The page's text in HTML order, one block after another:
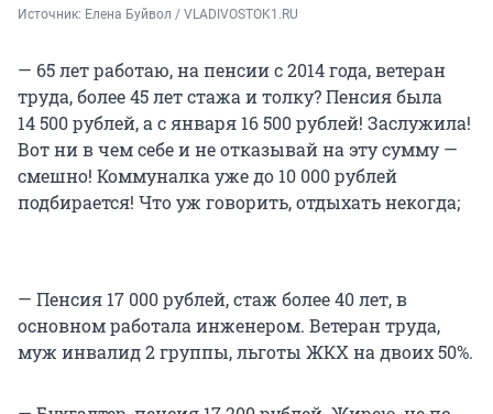
Источник: Елена Буйвол / VLADIVOSTOK1.RU
— 65 лет работаю, на пенсии с 2014 года, ветеран
труда, более 45 лет стажа и толку? Пенсия была
14 500 рублей, а с января 16 500 рублей! Заслужила!
Вот ни в чем себе и не отказывай на эту сумму —
смешно! Коммуналка уже до 10 000 рублей
подбирается! Что уж говорить, отдыхать некогда;
— Пенсия 17 000 рублей, стаж более 40 лет, в
основном работала инженером. Ветеран труда,
муж инвалид 2 группы, льготы ЖКХ на двоих 50%.